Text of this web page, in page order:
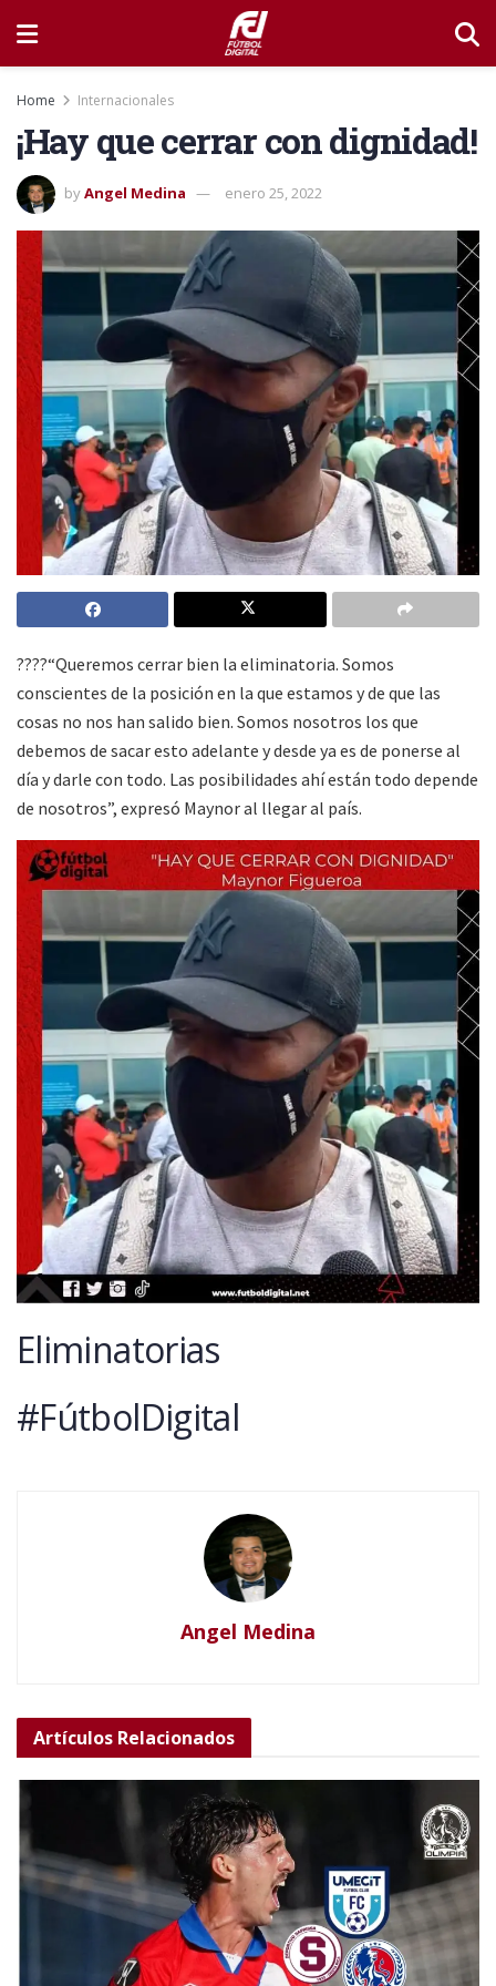
Home Internacionales
¡Hay que cerrar con dignidad!
byAngel Medina enero 25, 2022
????️“Queremos cerrar bien la eliminatoria. Somos
conscientes de la posición en la que estamos y de que las
cosas no nos han salido bien. Somos nosotros los que
debemos de sacar esto adelante y desde ya es de ponerse al
día y darle con todo. Las posibilidades ahí están todo depende
de nosotros”, expresó Maynor al llegar al país.
Eliminatorias
#FútbolDigital
Angel Medina
Artículos Relacionados